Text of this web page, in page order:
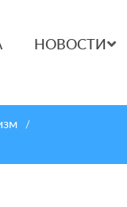
НОВОСТИ
/